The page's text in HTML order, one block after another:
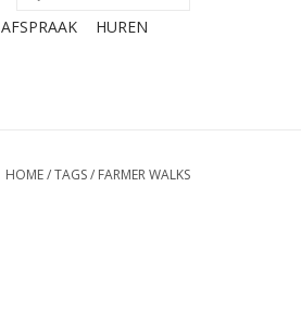
AFSPRAAK HUREN
HOME/TAGS/ FARMER WALKS